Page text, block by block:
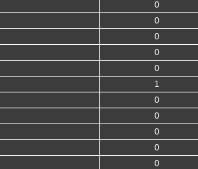
0
0
0
0
0
1
0
0
0
0
0